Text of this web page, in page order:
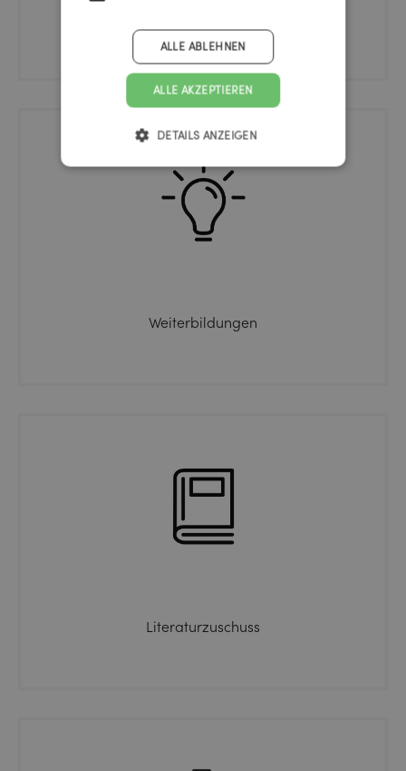
Weiterbildungen
Literaturzuschuss
ALLE AKZEPTIEREN
ALLE ABLEHNEN
DETAILS ANZEIGEN